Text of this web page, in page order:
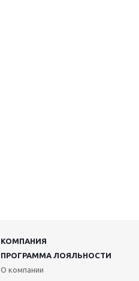
КОМПАНИЯ
ПРОГРАММА ЛОЯЛЬНОСТИ
О компании